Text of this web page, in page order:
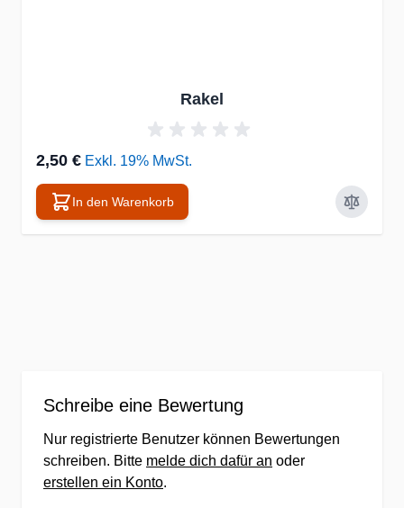
Rakel
2,50 € Exkl. 19% MwSt.
In den Warenkorb
Schreibe eine Bewertung
Nur registrierte Benutzer können Bewertungen
schreiben. Bitte melde dich dafür an oder
erstellen ein Konto.